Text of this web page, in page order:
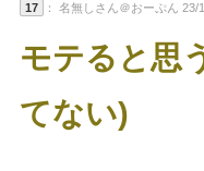
17 ： 名無しさん＠おーぷん
モテると思
てない)